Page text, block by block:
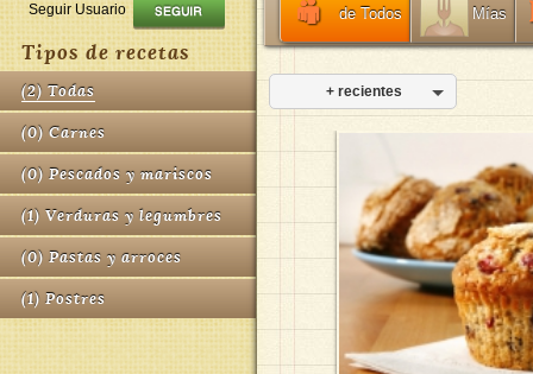
Seguir Usuario
Tipos de recetas
(2) Todas
(0) Carnes
(0) Pescados y mariscos
(1) Verduras y legumbres
(0) Pastas y arroces
(1) Postres
de Todos Mías
+ recientes